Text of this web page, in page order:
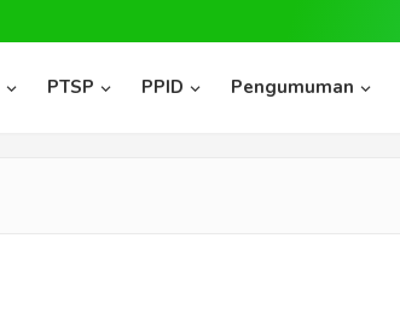
PTSP PPID Pengumuman